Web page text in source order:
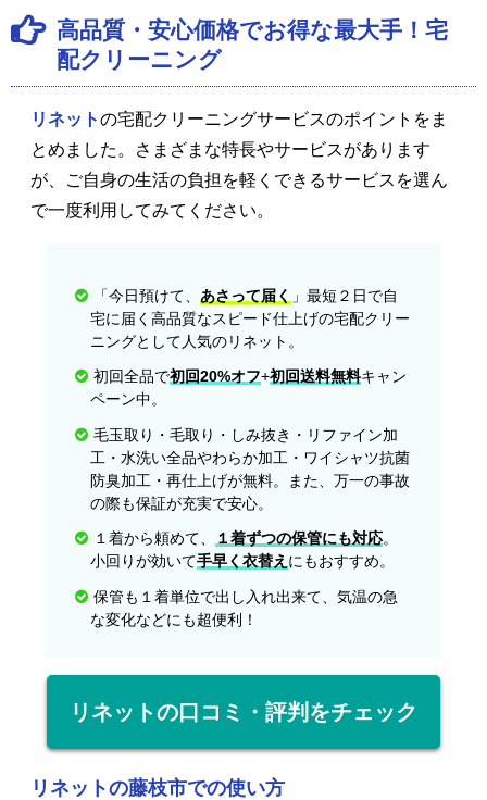
高品質・安心価格でお得な最大手！宅
配クリーニング
リネットの宅配クリーニングサービスのポイントをま
とめました。さまざまな特長やサービスがあります
が、ご自身の生活の負担を軽くできるサービスを選ん
で一度利用してみてください。
「今日預けて、 あさって届く 」最短２日で自
宅に届く高品質なスピード仕上げの宅配クリー
ニングとして人気のリネット。
初回全品で初回20%オフ+初回送料無料キャン
ペーン中。
毛玉取り・毛取り・しみ抜き・リファイン加
工・水洗い全品やわらか加工・ワイシャツ抗菌
防臭加工・再仕上げが無料。また、万一の事故
の際も保証が充実で安心。
１着から頼めて、 １着ずつの保管にも対応。
小回りが効いて手早く衣替え にもおすすめ。
保管も１着単位で出し入れ出来て、気温の急
な変化などにも超便利！
リネットの口コミ・評判をチェック
リネットの藤枝市での使い方